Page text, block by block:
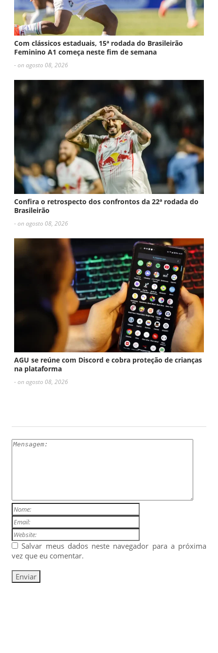
Com clássicos estaduais, 15ª rodada do Brasileirão
Feminino A1 começa neste fim de semana
- on agosto 08, 2026
Confira o retrospecto dos confrontos da 22ª rodada do
Brasileirão
- on agosto 08, 2026
AGU se reúne com Discord e cobra proteção de crianças
na plataforma
- on agosto 08, 2026
Salvar meus dados neste navegador para a próxima
vez que eu comentar.